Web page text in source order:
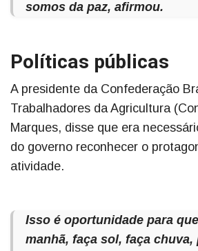
somos da paz, afirmou.
Políticas públicas
A presidente da Confederação
Trabalhadores da Agricultura
Marques, disse que era
do governo reconhecer o
atividade.
Isso é oportunidade para
manhã, faça sol, faça chuva,